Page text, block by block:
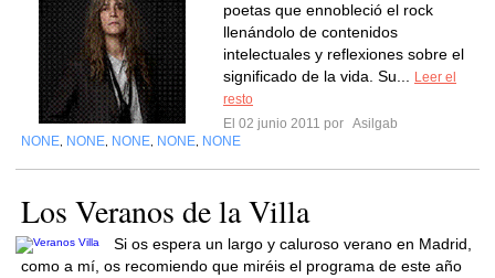
poetas que ennobleció el rock
llenándolo de contenidos
intelectuales y reflexiones sobre el
significado de la vida. Su...
Leer el
resto
El 02 junio 2011 por Asilgab
NONE NONE NONE NONE NONE
Los Veranos de la Villa
Si os espera un largo y caluroso verano en Madrid,
como a mí, os recomiendo que miréis el programa de este año